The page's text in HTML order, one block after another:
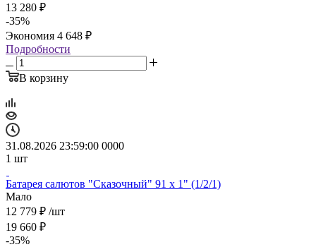
13 280 ₽
-35%
Экономия 4 648 ₽
Подробности
В корзину
31.08.2026 23:59:00 0000
1 шт
Батарея салютов "Сказочный" 91 х 1" (1/2/1)
Мало
12 779 ₽ /шт
19 660 ₽
-35%